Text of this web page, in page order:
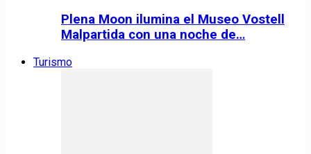
Plena Moon ilumina el Museo Vostell
Malpartida con una noche de…
Turismo